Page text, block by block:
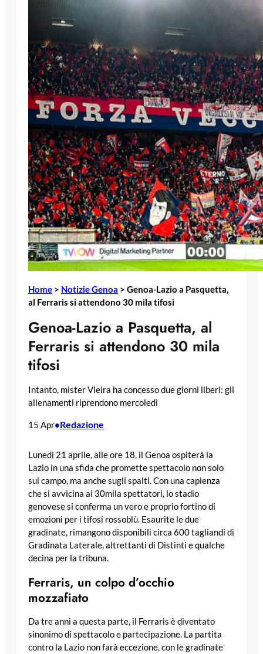
Home > Notizie Genoa > Genoa-Lazio a Pasquetta,
al Ferraris si attendono 30 mila tifosi
Genoa-Lazio a Pasquetta, al
Ferraris si attendono 30 mila
tifosi
Intanto, mister Vieira ha concesso due giorni liberi: gli
allenamenti riprendono mercoledì
15 Apr•Redazione
Lunedì 21 aprile, alle ore 18, il Genoa ospiterà la
Lazio in una sfida che promette spettacolo non solo
sul campo, ma anche sugli spalti. Con una capienza
che si avvicina ai 30mila spettatori, lo stadio
genovese si conferma un vero e proprio fortino di
emozioni per i tifosi rossoblù. Esaurite le due
gradinate, rimangono disponibili circa 600 tagliandi di
Gradinata Laterale, altrettanti di Distinti e qualche
decina per la tribuna.
Ferraris, un colpo d’occhio
mozzafiato
Da tre anni a questa parte, il Ferraris è diventato
sinonimo di spettacolo e partecipazione. La partita
contro la Lazio non farà eccezione, con le gradinate